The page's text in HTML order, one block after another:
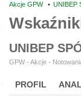
Akcje GPW • UNIBEP
UNIBEP
GPW - Akcje -
PROFIL
562